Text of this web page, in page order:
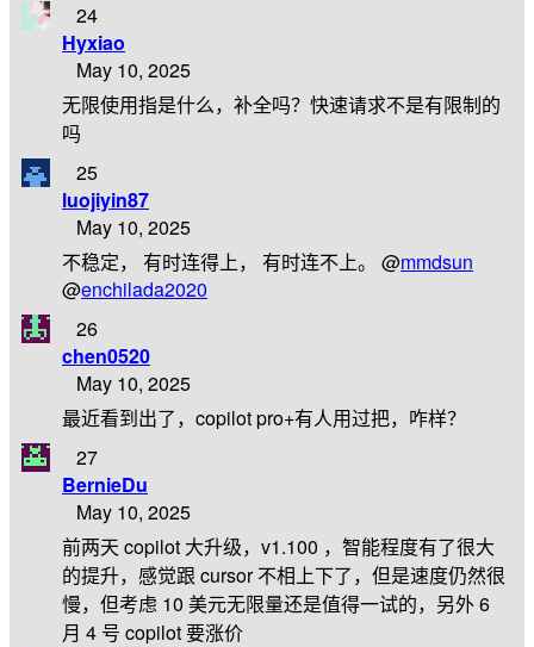
24
Hyxiao
May 10, 2025
无限使用指是什么，补全吗？快速请求不是有限制的
吗
25
luojiyin87
May 10, 2025
不稳定， 有时连得上， 有时连不上。 @mmdsun
@enchilada2020
26
chen0520
May 10, 2025
最近看到出了，copilot pro+有人用过把，咋样？
27
BernieDu
May 10, 2025
前两天 copilot 大升级，v1.100 ，智能程度有了很大
的提升，感觉跟 cursor 不相上下了，但是速度仍然很
慢，但考虑 10 美元无限量还是值得一试的，另外 6
月 4 号 copilot 要涨价